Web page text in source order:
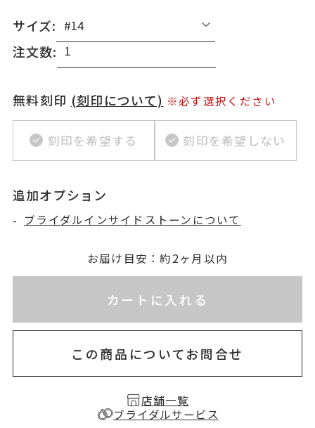
サイズ:
注文数:
無料刻印 (刻印について) ※必ず選択ください
刻印を希望する 刻印を希望しない
追加オプション
- ブライダルインサイドストーンについて
お届け目安：約2ヶ月以内
カートに入れる
この商品についてお問合せ
店舗一覧
ブライダルサービス